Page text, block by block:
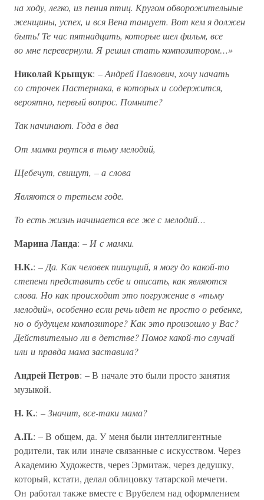
на ходу, легко, из пения птиц. Кругом обворожительные
женщины, успех, и вся Вена танцует. Вот кем я должен
быть! Те час пятнадцать, которые шел фильм, все
во мне перевернули. Я решил стать композитором…»
Николай Крыщук: –Андрей Павлович, хочу начать
со строчек Пастернака, в которых и содержится,
вероятно, первый вопрос. Помните?
Так начинают. Года в два
От мамки рвутся в тьму мелодий,
Щебечут, свищут, – а слова
Являются о третьем годе.
То есть жизнь начинается все же с мелодий…
Марина Ланда: – И с мамки.
Н.К.: – Да. Как человек пишущий, я могу до какой-то
степени представить себе и описать, как являются
слова. Но как происходит это погружение в «тьму
мелодий», особенно если речь идет не просто о ребенке,
но о будущем композиторе? Как это произошло у Вас?
Действительно ли в детстве? Помог какой-то случай
или и правда мама заставила?
Андрей Петров: – В начале это были просто занятия
музыкой.
Н. К.: –Значит, все-таки мама?
А.П.: – В общем, да. У меня были интеллигентные
родители, так или иначе связанные с искусством. Через
Академию Художеств, через Эрмитаж, через дедушку,
который, кстати, делал облицовку татарской мечети.
Он работал также вместе с Врубелем над оформлением